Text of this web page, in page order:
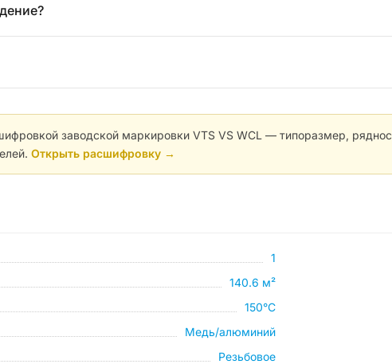
заводской маркировки VTS VS WCL — типоразмер,
Открыть расшифровку →
1
140.6 м²
150°C
Медь/алюминий
Резьбовое